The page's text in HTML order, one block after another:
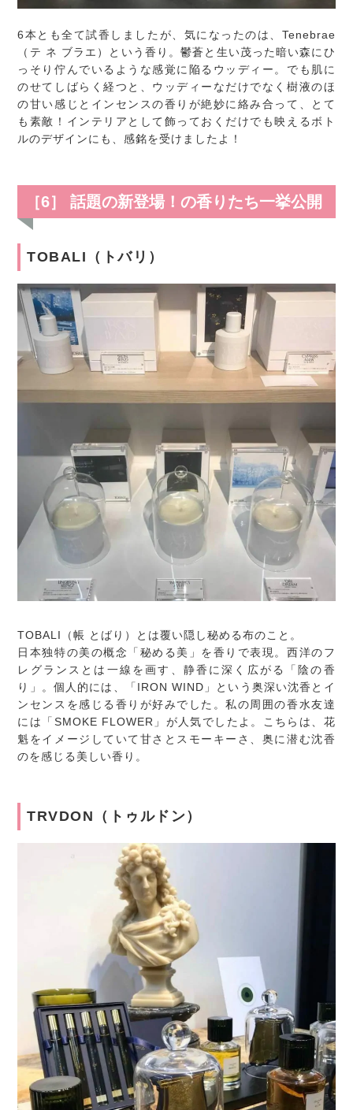
6本とも全て試香しましたが、気になったのは、Tenebrae
（テ ネ ブラエ）という香り。鬱蒼と生い茂った暗い森にひ
っそり佇んでいるような感覚に陥るウッディー。でも肌に
のせてしばらく経つと、ウッディーなだけでなく樹液のほ
の甘い感じとインセンスの香りが絶妙に絡み合って、とて
も素敵！インテリアとして飾っておくだけでも映えるボト
ルのデザインにも、感銘を受けましたよ！
［6］ 話題の新登場！の香りたち一挙公開
TOBALI（トバリ）
TOBALI（帳 とばり）とは覆い隠し秘める布のこと。
日本独特の美の概念「秘める美」を香りで表現。西洋のフ
レグランスとは一線を画す、静香に深く広がる「陰の香
り」。個人的には、「IRON WIND」という奥深い沈香とイ
ンセンスを感じる香りが好みでした。私の周囲の香水友達
には「SMOKE FLOWER」が人気でしたよ。こちらは、花
魁をイメージしていて甘さとスモーキーさ、奥に潜む沈香
のを感じる美しい香り。
TRVDON（トゥルドン）